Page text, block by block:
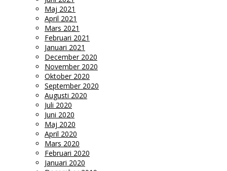
Maj 2021
April 2021
Mars 2021
Februari 2021
Januari 2021
December 2020
November 2020
Oktober 2020
September 2020
Augusti 2020
Juli 2020
Juni 2020
Maj 2020
April 2020
Mars 2020
Februari 2020
Januari 2020